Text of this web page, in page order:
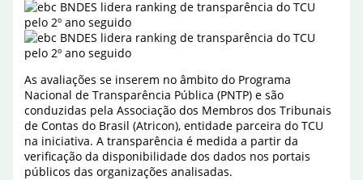
As avaliações se inserem no âmbito do Programa
Nacional de Transparência Pública (PNTP) e são
conduzidas pela Associação dos Membros dos Tribunais
de Contas do Brasil (Atricon), entidade parceira do TCU
na iniciativa. A transparência é medida a partir da
verificação da disponibilidade dos dados nos portais
públicos das organizações analisadas.